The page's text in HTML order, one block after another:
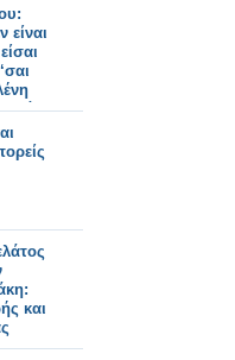
είναι
κάθε
μπας
και